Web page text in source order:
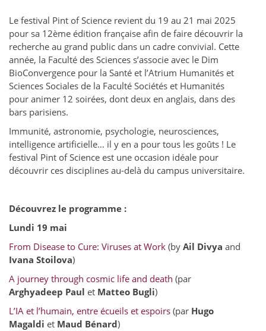
Le festival Pint of Science revient du 19 au 21 mai 2025
pour sa 12ème édition française afin de faire découvrir la
recherche au grand public dans un cadre convivial. Cette
année, la Faculté des Sciences s’associe avec le Dim
BioConvergence pour la Santé et l’Atrium Humanités et
Sciences Sociales de la Faculté Sociétés et Humanités
pour animer 12 soirées, dont deux en anglais, dans des
bars parisiens.
Immunité, astronomie, psychologie, neurosciences,
intelligence artificielle… il y en a pour tous les goûts ! Le
festival Pint of Science est une occasion idéale pour
découvrir ces disciplines au-delà du campus universitaire.
Découvrez le programme :
Lundi 19 mai
From Disease to Cure: Viruses at Work (by Ail Divya and
Ivana Stoilova)
A journey through cosmic life and death (par
Arghyadeep Paul et Matteo Bugli)
L’IA et l’humain, entre écueils et espoirs (par Hugo
Magaldi et Maud Bénard)